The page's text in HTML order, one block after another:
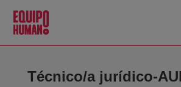
Técnico/a jurídico-